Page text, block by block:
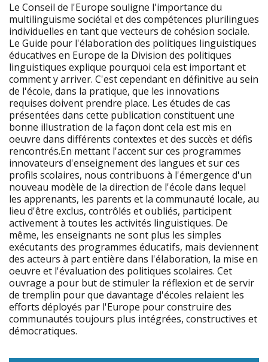
Le Conseil de l'Europe souligne l'importance du
multilinguisme sociétal et des compétences plurilingues
individuelles en tant que vecteurs de cohésion sociale.
Le Guide pour l'élaboration des politiques linguistiques
éducatives en Europe de la Division des politiques
linguistiques explique pourquoi cela est important et
comment y arriver. C'est cependant en définitive au sein
de l'école, dans la pratique, que les innovations
requises doivent prendre place. Les études de cas
présentées dans cette publication constituent une
bonne illustration de la façon dont cela est mis en
oeuvre dans différents contextes et des succès et défis
rencontrés.En mettant l'accent sur ces programmes
innovateurs d'enseignement des langues et sur ces
profils scolaires, nous contribuons à l'émergence d'un
nouveau modèle de la direction de l'école dans lequel
les apprenants, les parents et la communauté locale, au
lieu d'être exclus, contrôlés et oubliés, participent
activement à toutes les activités linguistiques. De
même, les enseignants ne sont plus les simples
exécutants des programmes éducatifs, mais deviennent
des acteurs à part entière dans l'élaboration, la mise en
oeuvre et l'évaluation des politiques scolaires. Cet
ouvrage a pour but de stimuler la réflexion et de servir
de tremplin pour que davantage d'écoles relaient les
efforts déployés par l'Europe pour construire des
communautés toujours plus intégrées, constructives et
démocratiques.